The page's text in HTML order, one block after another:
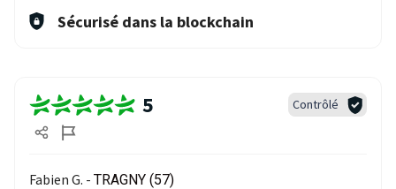
Sécurisé dans la blockchain
5 Contrôlé
Fabien G. - TRAGNY (57)